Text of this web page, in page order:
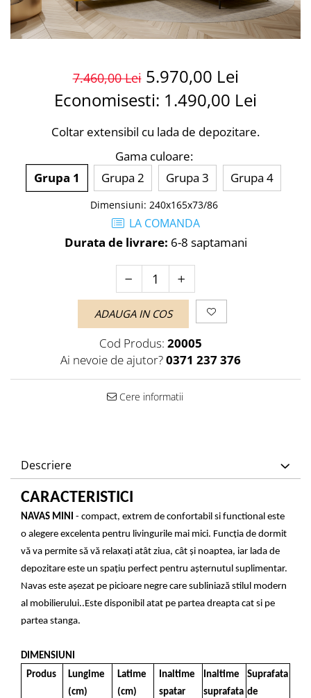
7.460,00 Lei 5.970,00 Lei
Economisesti: 1.490,00 Lei
Coltar extensibil cu lada de depozitare.
Gama culoare:
Grupa 1
Grupa 2 Grupa 3 Grupa 4
Dimensiuni: 240x165x73/86
LA COMANDA
Durata de livrare: 6-8 saptamani
ADAUGA IN COS
Cod Produs: 20005
Ai nevoie de ajutor?0371 237 376
Cere informatii
Descriere
CARACTERISTICI
NAVAS MINI - compact, extrem de confortabil si functional este
o alegere excelenta pentru livingurile mai mici. Funcția de dormit
vă va permite să vă relaxați atât ziua, cât și noaptea, iar lada de
depozitare este un spațiu perfect pentru așternutul suplimentar.
Navas este așezat pe picioare negre care subliniază stilul modern
al mobilierului..Este disponibil atat pe partea dreapta cat si pe
partea stanga.
DIMENSIUNI
Produs
Lungime
(cm)
Latime
(cm)
Inaltime
spatar
Inaltime
suprafata
Suprafata
de